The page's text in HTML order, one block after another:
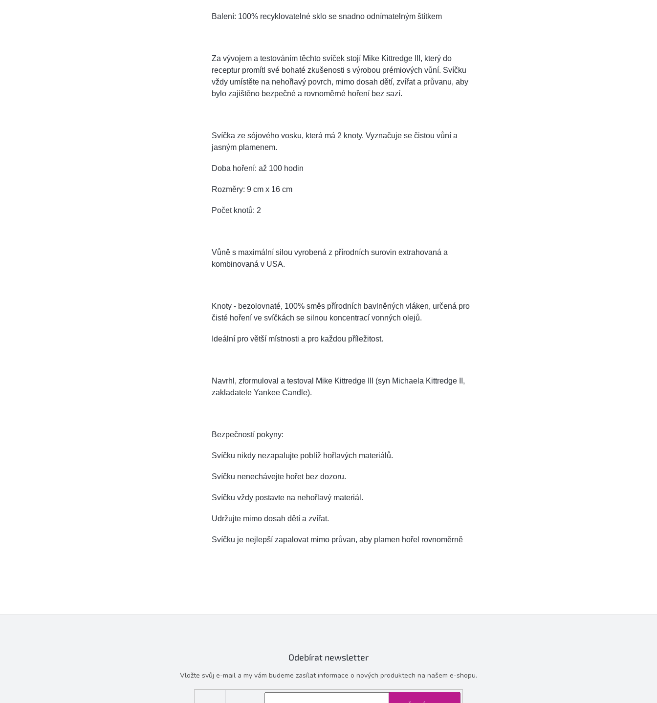
Balení: 100% recyklovatelné sklo se snadno odnímatelným štítkem
Za vývojem a testováním těchto svíček stojí Mike Kittredge III, který do
receptur promítl své bohaté zkušenosti s výrobou prémiových vůní. Svíčku
vždy umístěte na nehořlavý povrch, mimo dosah dětí, zvířat a průvanu, aby
bylo zajištěno bezpečné a rovnoměrné hoření bez sazí.
Svíčka ze sójového vosku, která má 2 knoty. Vyznačuje se čistou vůní a
jasným plamenem.
Doba hoření: až 100 hodin
Rozměry: 9 cm x 16 cm
Počet knotů: 2
Vůně s maximální silou vyrobená z přírodních surovin extrahovaná a
kombinovaná v USA.
Knoty - bezolovnaté, 100% směs přírodních bavlněných vláken, určená pro
čisté hoření ve svíčkách se silnou koncentrací vonných olejů.
Ideální pro větší místnosti a pro každou příležitost.
Navrhl, zformuloval a testoval Mike Kittredge III (syn Michaela Kittredge II,
zakladatele Yankee Candle).
Bezpečností pokyny:
Svíčku nikdy nezapalujte poblíž hořlavých materiálů.
Svíčku nenechávejte hořet bez dozoru.
Svíčku vždy postavte na nehořlavý materiál.
Udržujte mimo dosah dětí a zvířat.
Svíčku je nejlepší zapalovat mimo průvan, aby plamen hořel rovnoměrně
Odebírat newsletter
Vložte svůj e-mail a my vám budeme zasílat informace o nových produktech na našem e-shopu.